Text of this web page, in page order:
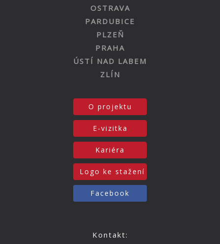
OSTRAVA
PARDUBICE
PLZEŇ
PRAHA
ÚSTÍ NAD LABEM
ZLÍN
O projektu
E-vizitka
Kariéra
Logo ke stažení
Facebook
Kontakt: